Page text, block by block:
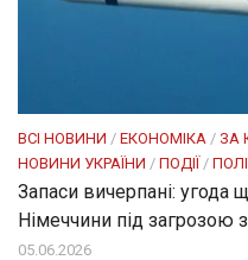
ВСІ НОВИНИ / ЕКОНОМІКА / ЗА
НОВИНИ УКРАЇНИ / ПОДІЇ/
Запаси вичерпані: угода
Німеччини під загрозою
05.06.2026